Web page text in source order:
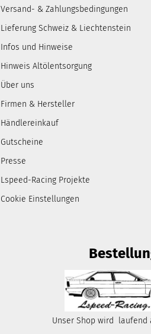
Versand- & Zahlungsbedingungen
Lieferung Schweiz & Liechtenstein
Infos und Hinweise
Hinweis Altölentsorgung
Über uns
Firmen & Hersteller
Händlereinkauf
Gutscheine
Presse
Lspeed-Racing Projekte
Cookie Einstellungen
Unser Shop wird laufend